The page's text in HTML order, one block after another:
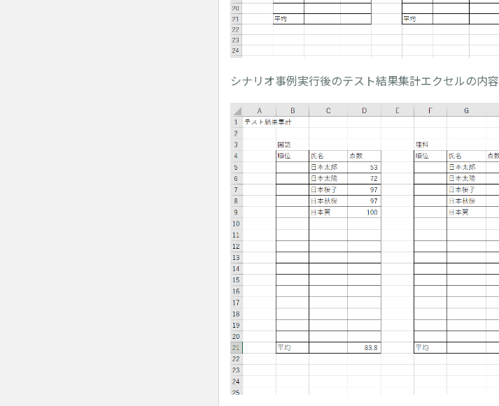
シナリオ事例実行後のテスト結果集計エクセルの内容